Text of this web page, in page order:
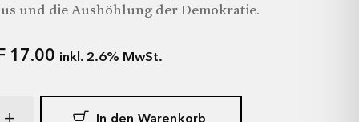
und die Aushöhlung der Demokratie.
17.00 inkl. 2.6% MwSt.